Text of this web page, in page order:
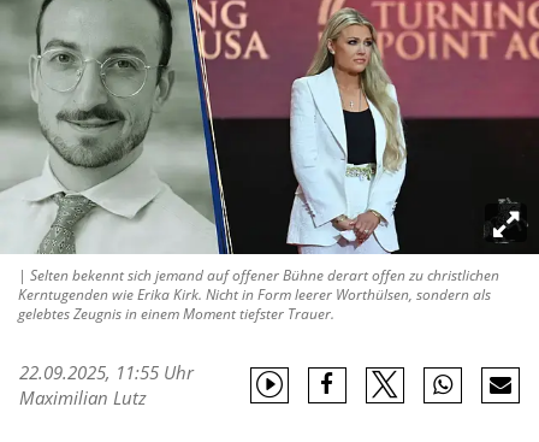
| Selten bekennt sich jemand auf offener Bühne derart offen zu christlichen
Kerntugenden wie Erika Kirk. Nicht in Form leerer Worthülsen, sondern als
gelebtes Zeugnis in einem Moment tiefster Trauer.
22.09.2025, 11:55 Uhr
Maximilian Lutz